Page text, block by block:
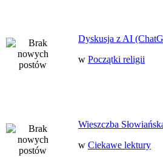
Dyskusja z AI
w Początki religii
Wieszczba
w Ciekawe lektury